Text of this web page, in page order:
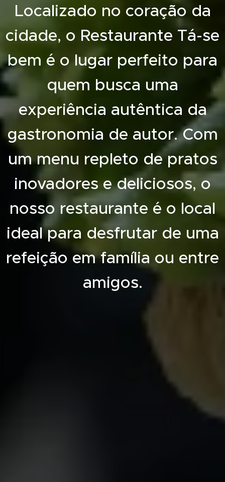
Localizado no coração da
cidade, o Restaurante Tá-se
bem é o lugar perfeito para
quem busca uma
experiência autêntica da
gastronomia de autor. Com
um menu repleto de pratos
inovadores e deliciosos, o
nosso restaurante é o local
ideal para desfrutar de uma
refeição em família ou entre
amigos.